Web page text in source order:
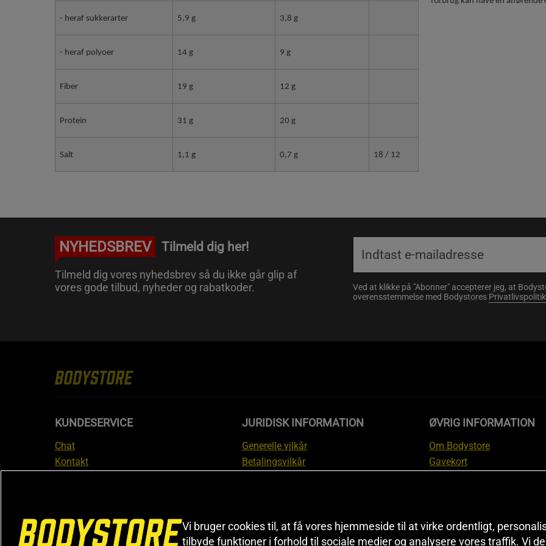
- heraf sukkerarter 5,9 g 3,8 g
- heraf polyoer 14 g 9 g
Fiber 19 g 12 g
Protein 31 g 20 g
Salt 1,1 g 0,7 g 18 / 12
NYHEDSBREV Tilmeld dig her!
Tilmeld dig vores nyhedsbrev så du ikke går glip af
vores gode tilbud, nyheder og rabatkoder.
Ved at klikke på "Abonner" accepterer jeg, at
overensstemmelse med Bodystores Privatlivspolitik
KUNDESERVICE
Chat
Kontakt
FAQ
JURIDISK INFORMATION
Generelle vilkår
Betalingsvilkår
Prisgaranti
Information om fortrydelsesret og
ØVRIG INFORMATION
Om Bodystore
Gavekort
Sitemap
Black Friday
Vi bruger cookies til, at få vores hjemmeside til at virke ordentligt,
tilbyde funktioner i forhold til sociale medier og analysere vores traffik. Vi